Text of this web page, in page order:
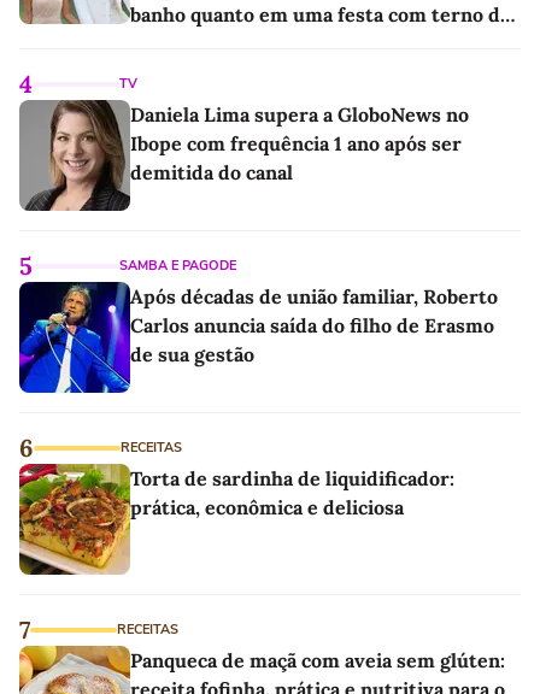
banho quanto em uma festa com terno de
4 TV
Daniela Lima supera a GloboNews no
Ibope com frequência 1 ano após ser
demitida do canal
5 SAMBA E PAGODE
Após décadas de união familiar, Roberto
Carlos anuncia saída do filho de Erasmo
de sua gestão
6 RECEITAS
Torta de sardinha de liquidificador:
prática, econômica e deliciosa
7 RECEITAS
Panqueca de maçã com aveia sem glúten: